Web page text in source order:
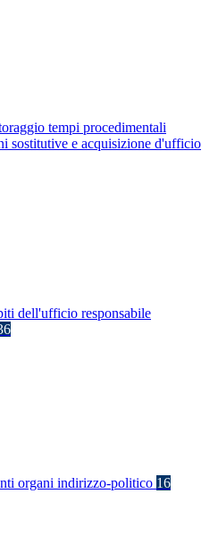
tempi procedimentali
sostitutive e acquisizione d'ufficio
dell'ufficio responsabile
organi indirizzo-politico 16